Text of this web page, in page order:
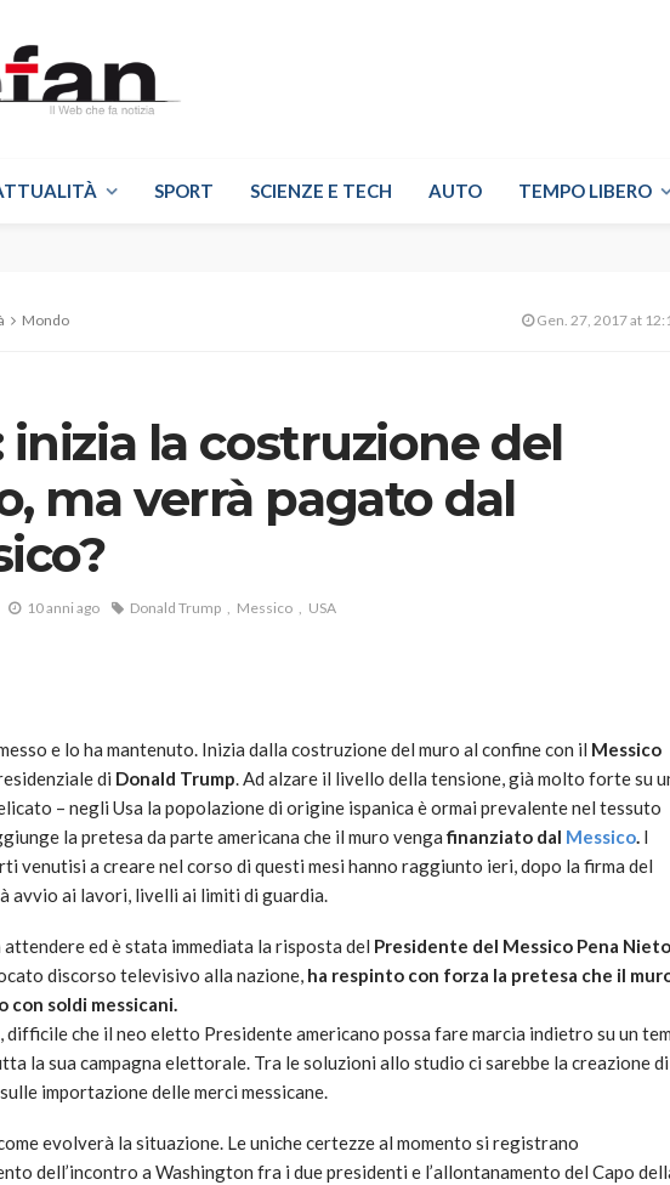
SPORT SCIENZE E TECH AUTO TEMPO LIBERO
Mondo Gen. 27, 2017 at
inizia la costruzione del
ma verrà pagato dal
10 anni ago Donald Trump Messico USA
e lo ha mantenuto. Inizia dalla costruzione del muro al confine con il Messico
di Donald Trump. Ad alzare il livello della tensione, già molto forte su
– negli Usa la popolazione di origine ispanica è ormai prevalente nel tessuto
la pretesa da parte americana che il muro vengafinanziato dal Messico. I
venutisi a creare nel corso di questi mesi hanno raggiunto ieri, dopo la firma del
avvio ai lavori, livelli ai limiti di guardia.
ed è stata immediata la risposta del Presidente del Messico Pena Nieto
discorso televisivo alla nazione, ha respinto con forza la pretesa che il
con soldi messicani.
difficile che il neo eletto Presidente americano possa fare marcia indietro su un
la sua campagna elettorale. Tra le soluzioni allo studio ci sarebbe la creazione di
sulle importazione delle merci messicane.
evolverà la situazione. Le uniche certezze al momento si registrano
dell’incontro a Washington fra i due presidenti e l’allontanamento del Capo
VARIE
Robot tagliaerba: quale
scegliere per il tuo prato
god 1 anno ago
Davis: tennis
passione per
l’automobilismo
abbracciano la